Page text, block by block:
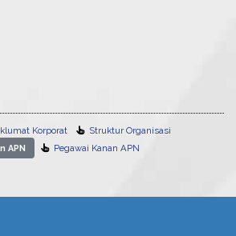
Korporat Struktur Organisasi
APN Pegawai Kanan APN